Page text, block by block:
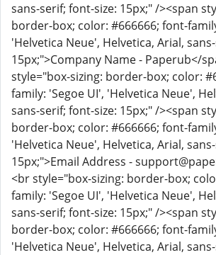
sans-serif; font-size: 15px;" /><span
border-box; color: #666666; font-
'Helvetica Neue', Helvetica, Arial,
15px;">Company Name - Paperub</
style="box-sizing: border-box; color:
family: 'Segoe UI', 'Helvetica Neue',
sans-serif; font-size: 15px;" /><span
border-box; color: #666666; font-
'Helvetica Neue', Helvetica, Arial,
15px;">Email Address -
<br style="box-sizing: border-box;
family: 'Segoe UI', 'Helvetica Neue',
sans-serif; font-size: 15px;" /><span
border-box; color: #666666; font-
'Helvetica Neue', Helvetica, Arial,